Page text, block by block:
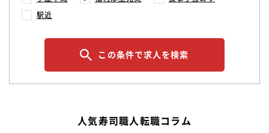
駅近
この条件で求人を検索
人気寿司職人転職コラム